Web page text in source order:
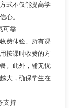
式不仅能提高学
心。
可靠
费体验。所有课
按课时收费的方
。此外，辅无忧
大，确保学生在
支持